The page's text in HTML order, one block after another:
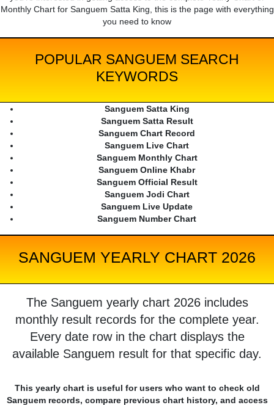
Monthly Chart for Sanguem Satta King, this is the page with everything
you need to know
POPULAR SANGUEM SEARCH
KEYWORDS
Sanguem Satta King
Sanguem Satta Result
Sanguem Chart Record
Sanguem Live Chart
Sanguem Monthly Chart
Sanguem Online Khabr
Sanguem Official Result
Sanguem Jodi Chart
Sanguem Live Update
Sanguem Number Chart
SANGUEM YEARLY CHART 2026
The Sanguem yearly chart 2026 includes
monthly result records for the complete year.
Every date row in the chart displays the
available Sanguem result for that specific day.
This yearly chart is useful for users who want to check old
Sanguem records, compare previous chart history, and access